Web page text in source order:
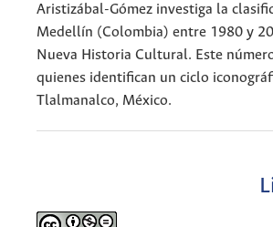
Aristizábal-Gómez investiga la
Medellín (Colombia) entre 1980 y
Nueva Historia Cultural. Este
quienes identifican un ciclo
Tlalmanalco, México.